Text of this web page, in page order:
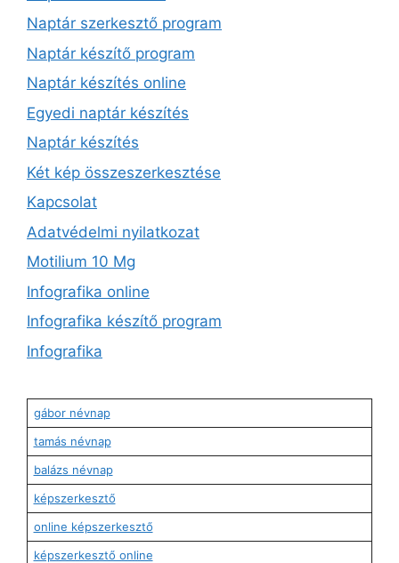
Naptár szerkesztő program
Naptár készítő program
Naptár készítés online
Egyedi naptár készítés
Naptár készítés
Két kép összeszerkesztése
Kapcsolat
Adatvédelmi nyilatkozat
Motilium 10 Mg
Infografika online
Infografika készítő program
Infografika
gábor névnap
tamás névnap
balázs névnap
képszerkesztő
online képszerkesztő
képszerkesztő online